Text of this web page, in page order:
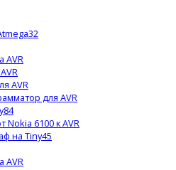
AVR
AVR
для AVR
6100 к AVR
на Tiny45
AVR